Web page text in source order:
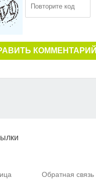
КОММЕНТАРИЙ
Обратная связь